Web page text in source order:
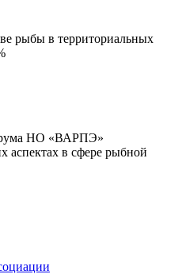
рыбы в территориальных
НО «ВАРПЭ»
аспектах в сфере рыбной